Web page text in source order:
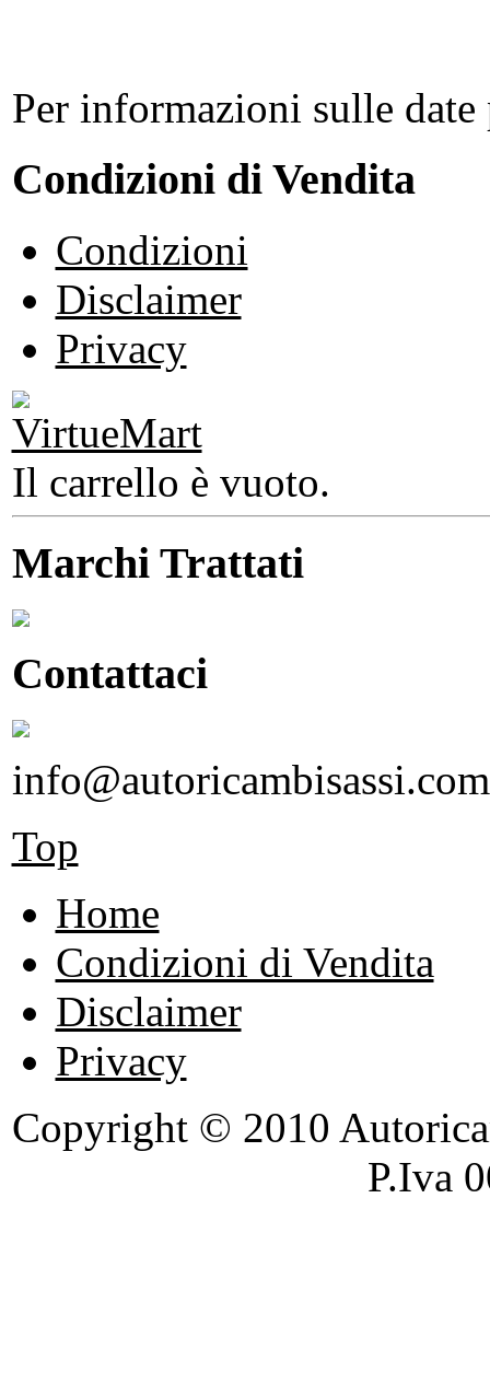
Per informazioni sulle
Condizioni di Vendita
Condizioni
Disclaimer
Privacy
Il carrello è vuoto.
Marchi Trattati
Contattaci
info@autoricambisassi.com
Top
Home
Condizioni di Vendita
Disclaimer
Privacy
Copyright © 2010
P.Iva